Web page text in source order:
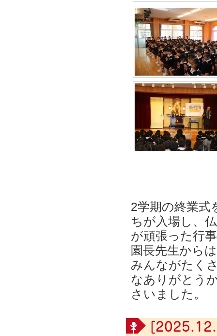
2学期の終業式
ちが入場し、
が頑張った行
園長先生から
みんながたく
なありがとう
さいました。